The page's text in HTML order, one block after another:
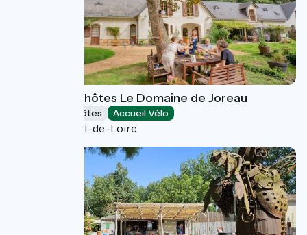
Chambres d'hôtes Le Domaine de Joreau
Chambres d'Hôtes Accueil Vélo
Gennes-Val-de-Loire